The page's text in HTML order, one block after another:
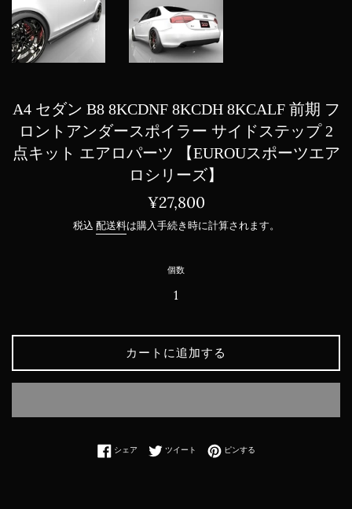
A4 セダン B8 8KCDNF 8KCDH 8KCALF 前期 フ
ロントアンダースポイラー サイドステップ 2
点キット エアロパーツ 【EUROUスポーツエア
ロシリーズ】
通
価
¥27,800
税込 配送料は購入手続き時に計算されます。
個数
カートに追加する
シェアFacebookでシェアする
ツイート Twitterに投稿する
ピンするPinterestでピンする